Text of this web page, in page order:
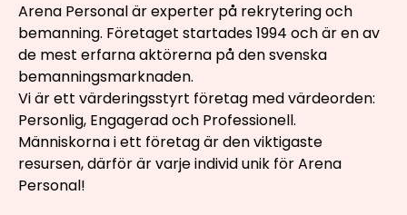
Arena Personal är experter på rekrytering och
bemanning. Företaget startades 1994 och är en av
de mest erfarna aktörerna på den svenska
bemanningsmarknaden.
Vi är ett värderingsstyrt företag med värdeorden:
Personlig, Engagerad och Professionell.
Människorna i ett företag är den viktigaste
resursen, därför är varje individ unik för Arena
Personal!